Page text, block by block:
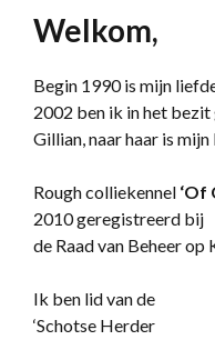
Welkom,
Begin 1990 is mijn
2002 ben ik in het
Gillian, naar haar is
Rough colliekennel ‘Of
2010 geregistreerd bij
de Raad van Beheer
Ik ben lid van de
‘Schotse Herder